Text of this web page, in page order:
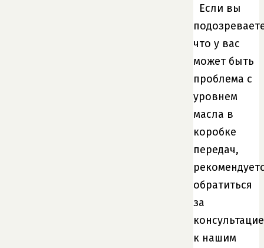
Если вы
что у вас
может быть
проблема с
уровнем
масла в
коробке
передач,
обратиться
за
к нашим